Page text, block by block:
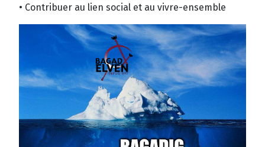
• Contribuer au lien social et au vivre-ensemble